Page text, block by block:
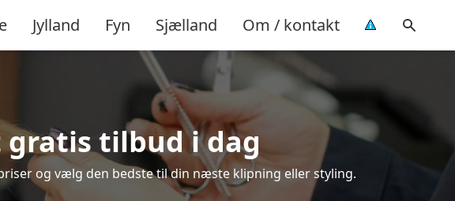
Jylland Fyn Sjælland Om / kontakt
gratis tilbud i dag
og vælg den bedste til din næste klipning eller styling.